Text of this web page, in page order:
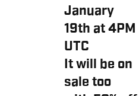
January
19th at 4PM
UTC
It will be on
sale too